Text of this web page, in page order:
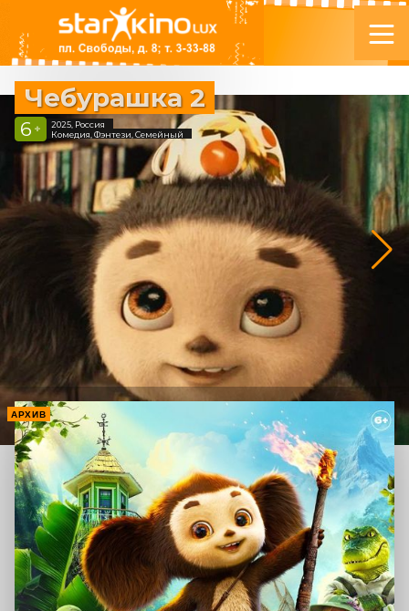
Чебурашка 2
6 +
2025, Россия
Комедия, Фэнтези, Семейный
АРХИВ